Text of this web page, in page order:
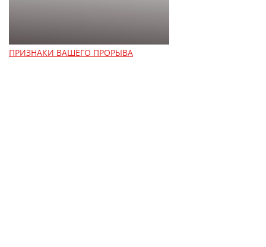
ПРИЗНАКИ ВАШЕГО ПРОРЫВА